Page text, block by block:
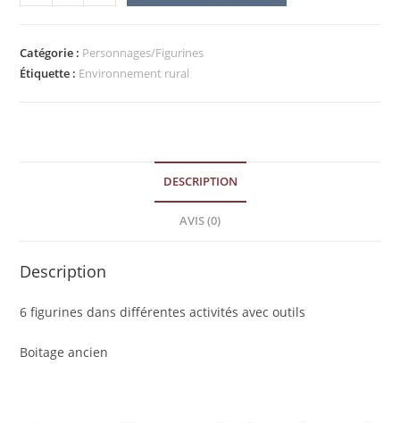
Catégorie : Personnages/Figurines
Étiquette : Environnement rural
DESCRIPTION
AVIS (0)
Description
6 figurines dans différentes activités avec outils
Boitage ancien